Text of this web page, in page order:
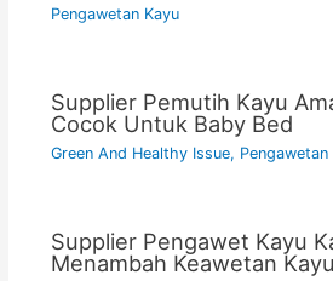
Pengawetan Kayu
Supplier Pemutih Kayu
Cocok Untuk Baby Bed
Green And Healthy Issue, Pengawetan
Supplier Pengawet Kayu
Menambah Keawetan